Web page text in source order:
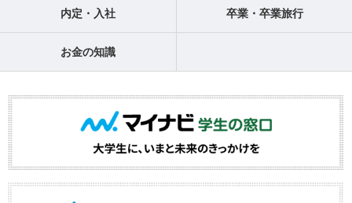
内定・入社 卒業・卒業旅行
お金の知識